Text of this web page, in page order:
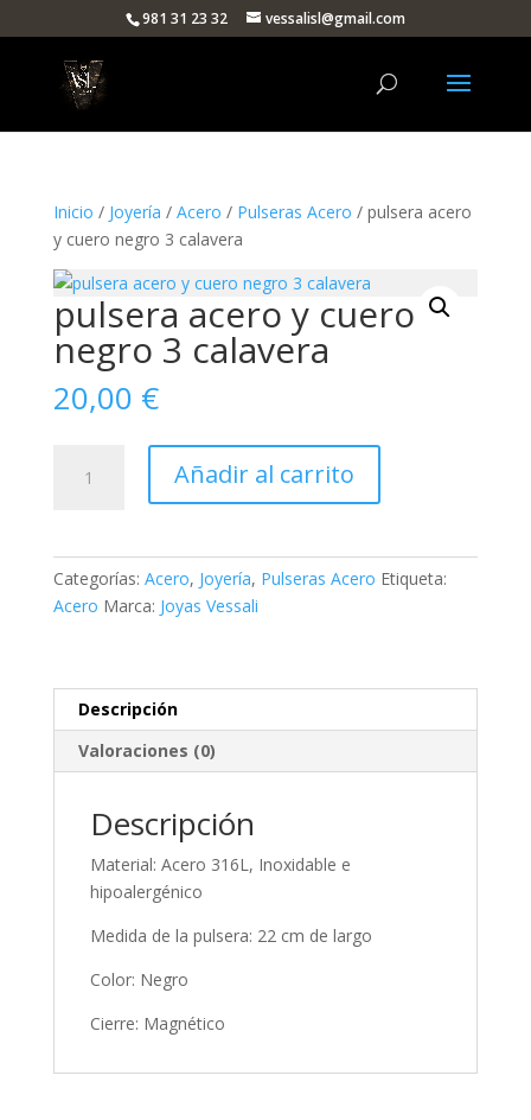
981 31 23 32 vessalisl@gmail.com
Inicio / Joyería / Acero / Pulseras Acero / pulsera acero
y cuero negro 3 calavera
pulsera acero y cuero
negro 3 calavera
20,00 €
acero
Añadir al carrito
Categorías: Acero, Joyería, Pulseras Acero Etiqueta:
Acero Marca: Joyas Vessali
Descripción
Valoraciones (0)
Descripción
Material: Acero 316L, Inoxidable e
hipoalergénico
Medida de la pulsera: 22 cm de largo
Color: Negro
Cierre: Magnético